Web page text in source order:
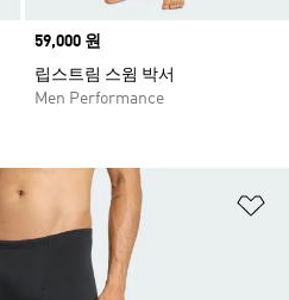
Price
59,000 원
립스트림 스윔 박서
Men Performance